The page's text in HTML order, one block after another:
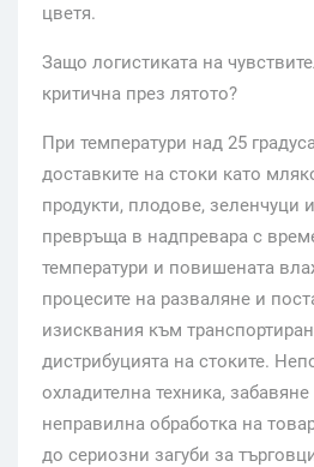
цветя.
Защо логистиката на
критична през лятото?
При температури над 25
доставките на стоки като
продукти, плодове, зеленчуци
превръща в надпревара с
температури и повишената
процесите на разваляне и
изисквания към
дистрибуцията на стоките.
охладителна техника,
неправилна обработка на
до сериозни загуби за